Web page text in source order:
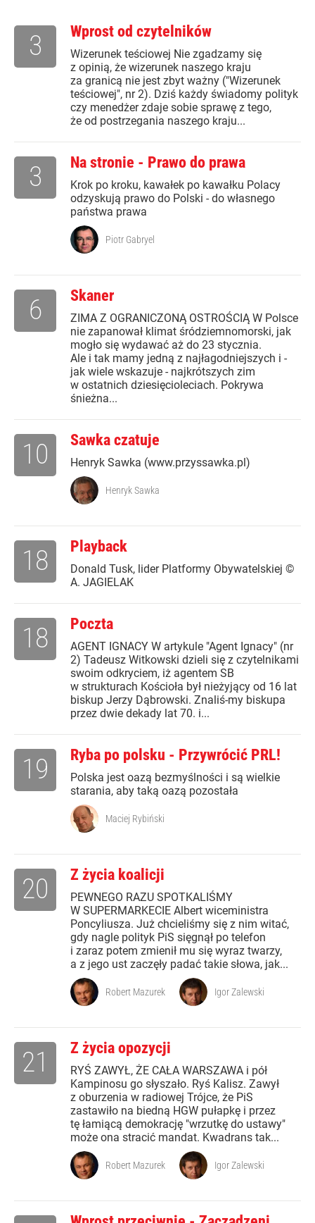
Wprost od czytelników
Wizerunek teściowej Nie zgadzamy się
z opinią, że wizerunek naszego kraju
za granicą nie jest zbyt ważny ("Wizerunek
teściowej", nr 2). Dziś każdy świadomy polityk
czy menedżer zdaje sobie sprawę z tego,
że od postrzegania naszego kraju...
3
Na stronie - Prawo do prawa
Krok po kroku, kawałek po kawałku Polacy
odzyskują prawo do Polski - do własnego
państwa prawa
3
Piotr Gabryel
Skaner
ZIMA Z OGRANICZONĄ OSTROŚCIĄ W Polsce
nie zapanował klimat śródziemnomorski, jak
mogło się wydawać aż do 23 stycznia.
Ale i tak mamy jedną z najłagodniejszych i -
jak wiele wskazuje - najkrótszych zim
w ostatnich dziesięcioleciach. Pokrywa
śnieżna...
6
Sawka czatuje
Henryk Sawka (www.przyssawka.pl)
10
Henryk Sawka
Playback
Donald Tusk, lider Platformy Obywatelskiej ©
A. JAGIELAK
18
Poczta
AGENT IGNACY W artykule "Agent Ignacy" (nr
2) Tadeusz Witkowski dzieli się z czytelnikami
swoim odkryciem, iż agentem SB
w strukturach Kościoła był nieżyjący od 16 lat
biskup Jerzy Dąbrowski. Znaliś-my biskupa
przez dwie dekady lat 70. i...
18
Ryba po polsku - Przywrócić PRL!
Polska jest oazą bezmyślności i są wielkie
starania, aby taką oazą pozostała
19
Maciej Rybiński
Z życia koalicji
PEWNEGO RAZU SPOTKALIŚMY
W SUPERMARKECIE Albert wiceministra
Poncyliusza. Już chcieliśmy się z nim witać,
gdy nagle polityk PiS sięgnął po telefon
i zaraz potem zmienił mu się wyraz twarzy,
a z jego ust zaczęły padać takie słowa, jak...
20
Robert Mazurek Igor Zalewski
Z życia opozycji
RYŚ ZAWYŁ, ŻE CAŁA WARSZAWA i pół
Kampinosu go słyszało. Ryś Kalisz. Zawył
z oburzenia w radiowej Trójce, że PiS
zastawiło na biedną HGW pułapkę i przez
tę łamiącą demokrację "wrzutkę do ustawy"
może ona stracić mandat. Kwadrans tak...
21
Robert Mazurek Igor Zalewski